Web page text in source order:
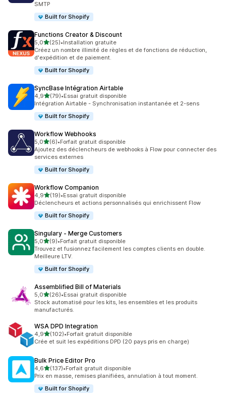
SMTP
Built for Shopify
Functions Creator & Discount
5,0étoile(s) sur 5
(25)
25 avis au total
•Installation gratuite
Créez un nombre illimité de règles et de fonctions de réduction,
d'expédition et de paiement.
Built for Shopify
SyncBase Intégration Airtable
4,9étoile(s) sur 5
(79)
79 avis au total
•Essai gratuit disponible
Intégration Airtable - Synchronisation instantanée et 2-sens
Built for Shopify
Workflow Webhooks
5,0étoile(s) sur 5
(6)
6 avis au total
•Forfait gratuit disponible
Ajoutez des déclencheurs de webhooks à Flow pour connecter des
services externes
Built for Shopify
Workflow Companion
4,9étoile(s) sur 5
(19)
19 avis au total
•Essai gratuit disponible
Déclencheurs et actions personnalisés qui enrichissent Flow
Built for Shopify
Singulary ‑ Merge Customers
5,0étoile(s) sur 5
(9)
9 avis au total
•Forfait gratuit disponible
Trouvez et fusionnez facilement les comptes clients en double.
Meilleure LTV.
Built for Shopify
Assemblified Bill of Materials
5,0étoile(s) sur 5
(26)
26 avis au total
•Essai gratuit disponible
Stock automatisé pour les kits, les ensembles et les produits
manufacturés.
WSA DPD Integration
4,9étoile(s) sur 5
(102)
102 avis au total
•Forfait gratuit disponible
Crée et suit les expéditions DPD (20 pays pris en charge)
Bulk Price Editor Pro
4,6étoile(s) sur 5
(137)
137 avis au total
•Forfait gratuit disponible
Prix en masse, remises planifiées, annulation à tout moment.
Built for Shopify